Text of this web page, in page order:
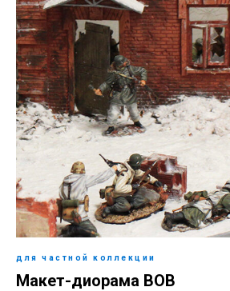
для частной коллекции
Макет-диорама ВОВ